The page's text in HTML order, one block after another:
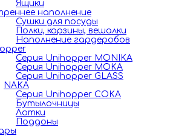
Ящики
наполнение
Сушки для посуды
Полки, корзины, вешалки
Наполнение гардеробов
Серия Unihopper MONIKA
Серия Unihopper MOKA
Серия Unihopper GLASS
NAKA
Серия Unihopper COKA
Бутылочницы
Лотки
Поддоны